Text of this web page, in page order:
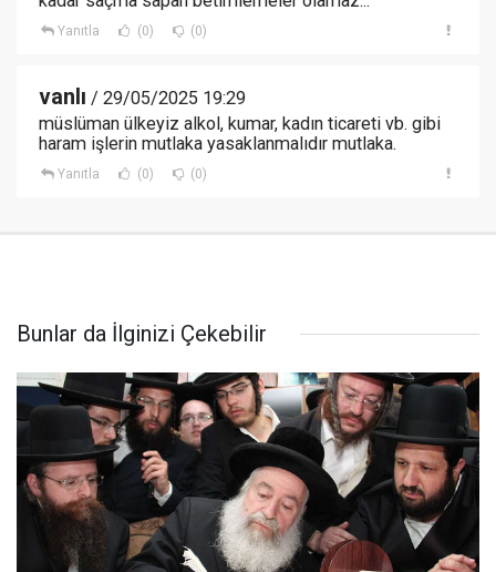
Yanıtla (0) (0)
vanlı / 29/05/2025 19:29
müslüman ülkeyiz alkol, kumar, kadın ticareti vb. gibi
haram işlerin mutlaka yasaklanmalıdır mutlaka.
Yanıtla (0) (0)
Bunlar da İlginizi Çekebilir